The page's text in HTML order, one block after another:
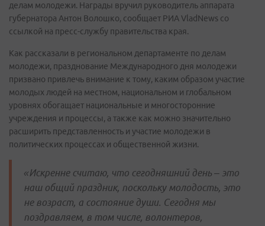
делам молодежи. Награды вручил руководитель аппарата
губернатора Антон Волошко, сообщает РИА VladNews со
ссылкой на пресс-службу правительства края.
Как рассказали в региональном департаменте по делам
молодежи, празднование Международного дня молодежи
призвано привлечь внимание к тому, каким образом участие
молодых людей на местном, национальном и глобальном
уровнях обогащает национальные и многосторонние
учреждения и процессы, а также как можно значительно
расширить представленность и участие молодежи в
политических процессах и общественной жизни.
«Искренне считаю, что сегодняшний день – это
наш общий праздник, поскольку молодость, это
не возраст, а состояние души. Сегодня мы
поздравляем, в том числе, волонтеров,